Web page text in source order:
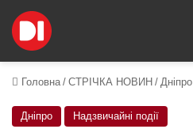
Головна / СТРІЧКА НОВИН / Дніпро
Дніпро Надзвичайні події